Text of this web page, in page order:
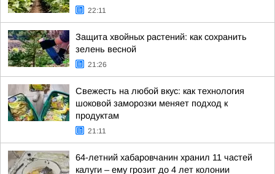
22:11
Защита хвойных растений: как сохранить
зелень весной
21:26
Свежесть на любой вкус: как технология
шоковой заморозки меняет подход к
продуктам
21:11
64-летний хабаровчанин хранил 11 частей
калуги – ему грозит до 4 лет колонии